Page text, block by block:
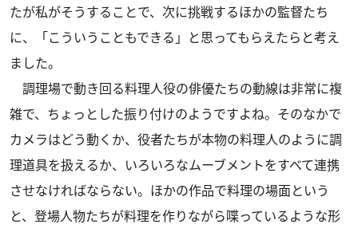
たが私がそうすることで、次に挑戦するほかの監督たち
に、「こういうこともできる」と思ってもらえたらと考え
ました。
調理場で動き回る料理人役の俳優たちの動線は非常に複
雑で、ちょっとした振り付けのようですよね。そのなかで
カメラはどう動くか、役者たちが本物の料理人のように調
理道具を扱えるか、いろいろなムーブメントをすべて連携
させなければならない。ほかの作品で料理の場面という
と、登場人物たちが料理を作りながら喋っているような形